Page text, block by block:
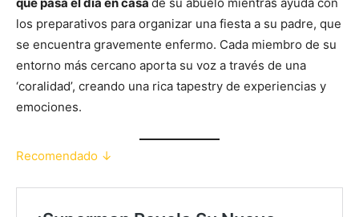
los preparativos para organizar una fiesta a su padre, que
se encuentra gravemente enfermo. Cada miembro de su
entorno más cercano aporta su voz a través de una
‘coralidad’, creando una rica tapestry de experiencias y
emociones.
Recomendado ↓